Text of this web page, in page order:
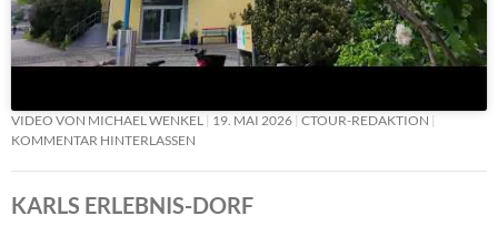
VIDEO VON MICHAEL WENKEL 19. MAI 2026 CTOUR-REDAKTION
KOMMENTAR HINTERLASSEN
KARLS ERLEBNIS-DORF